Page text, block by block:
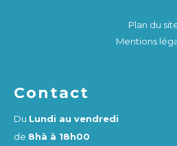
Plan du
Mentions
Contact
Du Lundi au vendredi
de 8hà à 18h00